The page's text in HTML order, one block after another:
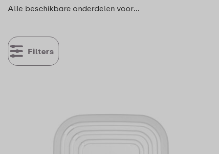
Alle beschikbare onderdelen voor de Cirqula multikom vind je hier. Weet je niet zeker welke maat Cirqula kom je hebt? Kijk dan even op de onderzijde van het bakje.
Filters